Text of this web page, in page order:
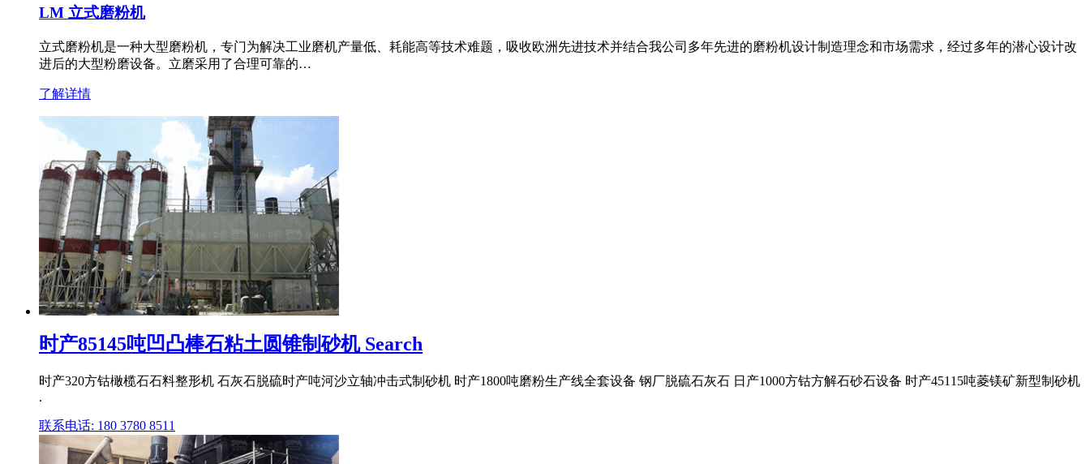
LM 立式磨粉机
立式磨粉机是一种大型磨粉机，专门为解决工业磨机产量低、耗能高等技术难题，吸收欧洲先进技术并结合我公司多年先进的磨粉机设计制造理念和市场需求，经过多年的潜心设计改
进后的大型粉磨设备。立磨采用了合理可靠的…
了解详情
时产85145吨凹凸棒石粘土圆锥制砂机 Search
时产320方钴橄榄石石料整形机 石灰石脱硫时产吨河沙立轴冲击式制砂机 时产1800吨磨粉生产线全套设备 钢厂脱硫石灰石 日产1000方钴方解石砂石设备 时产45115吨菱镁矿新型制砂机
.
联系电话: 180 3780 8511